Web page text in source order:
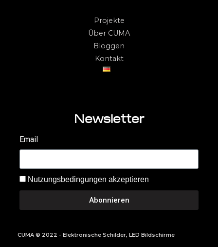
Projekte
Über CUMA
Bloggen
Kontakt
Newsletter
Email
Nutzungsbedingungen akzeptieren
Abonnieren
CUMA © 2022 - Elektronische Schilder, LED Bildschirme